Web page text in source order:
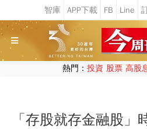
熱門： 投資 股票 高股
「存股就存金融股」